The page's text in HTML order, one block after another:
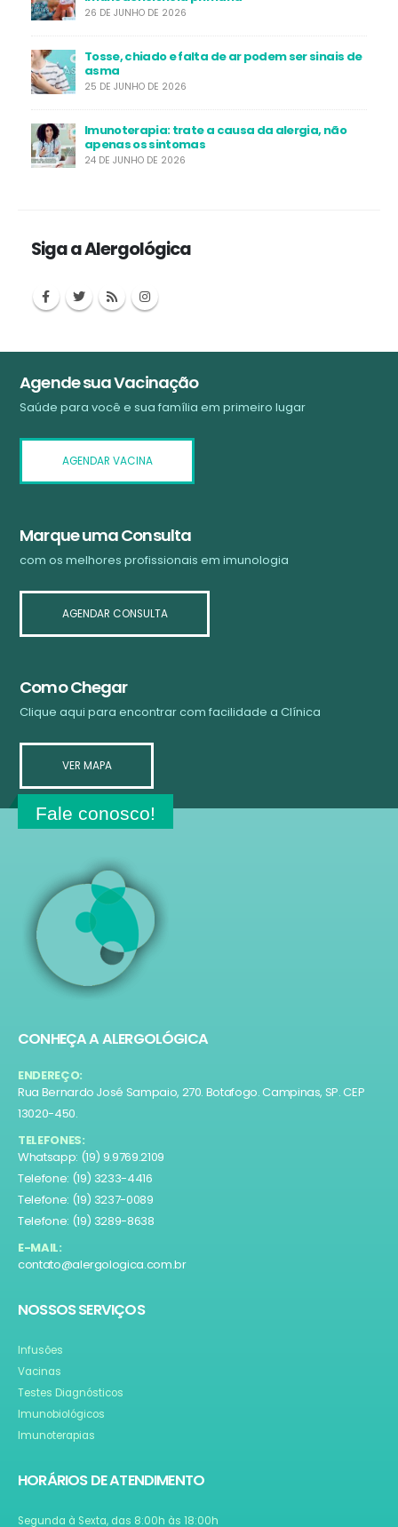
26 DE JUNHO DE 2026
Tosse, chiado e falta de ar podem ser sinais de
asma
25 DE JUNHO DE 2026
Imunoterapia: trate a causa da alergia, não
apenas os sintomas
24 DE JUNHO DE 2026
Siga a Alergológica
Agende sua Vacinação
Saúde para você e sua família em primeiro lugar
AGENDAR VACINA
Marque uma Consulta
com os melhores profissionais em imunologia
AGENDAR CONSULTA
Como Chegar
Clique aqui para encontrar com facilidade a Clínica
VER MAPA
Fale conosco!
CONHEÇA A ALERGOLÓGICA
ENDEREÇO:
Rua Bernardo José Sampaio, 270. Botafogo. Campinas, SP. CEP
13020-450.
TELEFONES:
Whatsapp: (19) 9.9769.2109
Telefone: (19) 3233-4416
Telefone: (19) 3237-0089
Telefone: (19) 3289-8638
E-MAIL:
contato@alergologica.com.br
NOSSOS SERVIÇOS
Infusões
Vacinas
Testes Diagnósticos
Imunobiológicos
Imunoterapias
HORÁRIOS DE ATENDIMENTO
Segunda à Sexta, das 8:00h às 18:00h